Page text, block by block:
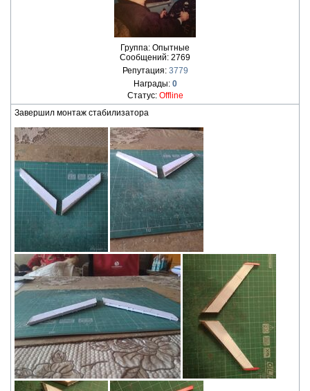
Группа: Опытные
Сообщений: 2769
Репутация: 3779
Награды: 0
Статус: Offline
Завершил монтаж стабилизатора